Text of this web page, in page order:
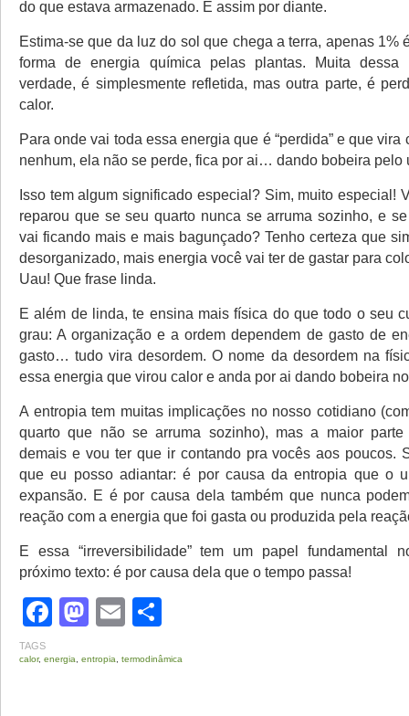
do que estava armazenado. E assim por diante.
Estima-se que da luz do sol que chega a terra, apenas 1%
forma de energia química pelas plantas. Muita dessa
verdade, é simplesmente refletida, mas outra parte, é
calor.
Para onde vai toda essa energia que é “perdida” e que vira
nenhum, ela não se perde, fica por ai… dando bobeira pelo
Isso tem algum significado especial? Sim, muito especial!
reparou que se seu quarto nunca se arruma sozinho, e
vai ficando mais e mais bagunçado? Tenho certeza que
desorganizado, mais energia você vai ter de gastar para
Uau! Que frase linda.
E além de linda, te ensina mais física do que todo o seu
grau: A organização e a ordem dependem de gasto de
gasto… tudo vira desordem. O nome da desordem na
essa energia que virou calor e anda por ai dando bobeira
A entropia tem muitas implicações no nosso cotidiano
quarto que não se arruma sozinho), mas a maior
demais e vou ter que ir contando pra vocês aos poucos.
que eu posso adiantar: é por causa da entropia que o
expansão. E é por causa dela também que nunca
reação com a energia que foi gasta ou produzida pela
E essa “irreversibilidade” tem um papel fundamental
próximo texto: é por causa dela que o tempo passa!
Facebook
Mastodon
Email
TAGS
calor, energia entropia termodinâmica